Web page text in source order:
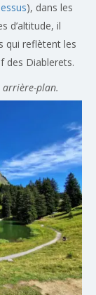
), dans les
d’altitude, il
qui reflètent les
des Diablerets.
arrière-plan.